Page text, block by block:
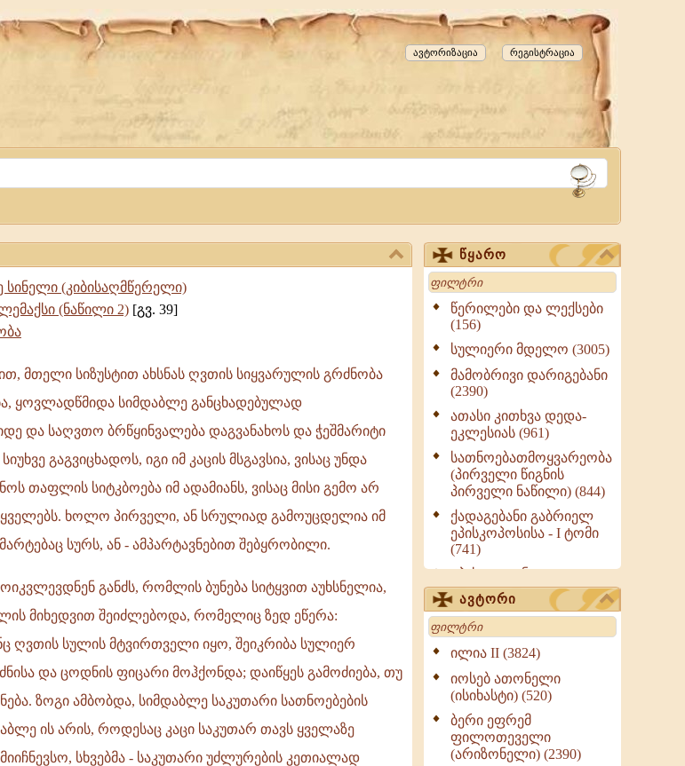
რეგისტრაცია
ავტორიზაცია
სინელი (კიბისაღმწერელი)
(ნაწილი 2) [გვ. 39]
მთელი სიზუსტით ახსნას ღვთის სიყვარულის გრძნობა
ყოვლადწმიდა სიმდაბლე განცხადებულად
და საღვთო ბრწყინვალება დაგვანახოს და ჭეშმარიტი
გაგვიცხადოს, იგი იმ კაცის მსგავსია, ვისაც უნდა
თაფლის სიტკბოება იმ ადამიანს, ვისაც მისი გემო არ
ხოლო პირველი, ან სრულიად გამოუცდელია იმ
სურს, ან - ამპარტავნებით შებყრობილი.
განძს, რომლის ბუნება სიტყვით აუხსნელია,
მიხედვით შეიძლებოდა, რომელიც ზედ ეწერა:
ღვთის სულის მტვირთველი იყო, შეიკრიბა სულიერ
და ცოდნის ფიცარი მოჰქონდა; დაიწყეს გამოძიება, თუ
ზოგი ამბობდა, სიმდაბლე საკუთარი სათნოებების
ის არის, როდესაც კაცი საკუთარ თავს ყველაზე
სხვებმა - საკუთარი უძლურების კეთიალად
წყარო
Search
წერილები და ლექსები
(156)
სულიერი მდელო (3005)
მამობრივი დარიგებანი
(2390)
ათასი კითხვა დედა-
ეკლესიას (961)
სათნოებათმოყვარეობა
(პირველი წიგნის
პირველი ნაწილი) (844)
ქადაგებანი გაბრიელ
ეპისკოპოსისა - I ტომი
(741)
ეპისტოლენი,
ქადაგებანი, სიტყვანი
(ნაწილი III) (723)
მოძღვრის ძალზე
სასარგებლო რჩევები
მრევლისათვის (545)
Wisdomge (514)
ქადაგებანი გაბრიელ
ეპისკოპოსისა - II ტომი
(370)
ავტორი
Search
ილია II (3824)
იოსებ ათონელი
(ისიხასტი) (520)
ბერი ეფრემ
ფილოთეველი
(არიზონელი) (2390)